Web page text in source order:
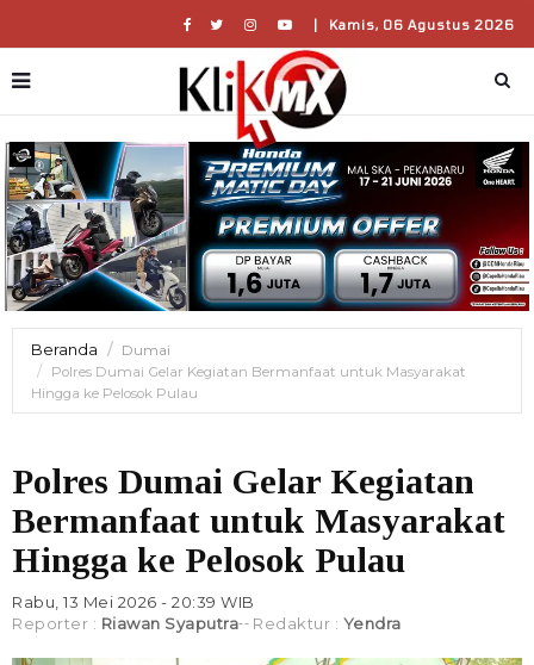
| Kamis, 06 Agustus 2026
Beranda
Dumai
Polres Dumai Gelar Kegiatan Bermanfaat untuk Masyarakat
Hingga ke Pelosok Pulau
Polres Dumai Gelar Kegiatan
Bermanfaat untuk Masyarakat
Hingga ke Pelosok Pulau
Rabu, 13 Mei 2026 - 20:39 WIB
Reporter : Riawan Syaputra Redaktur : Yendra